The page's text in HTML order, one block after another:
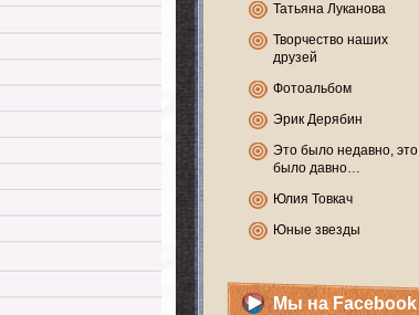
Татьяна Луканова
Творчество наших
друзей
Фотоальбом
Эрик Дерябин
Это было недавно, это
было давно…
Юлия Товкач
Юные звезды
Мы на Facebook